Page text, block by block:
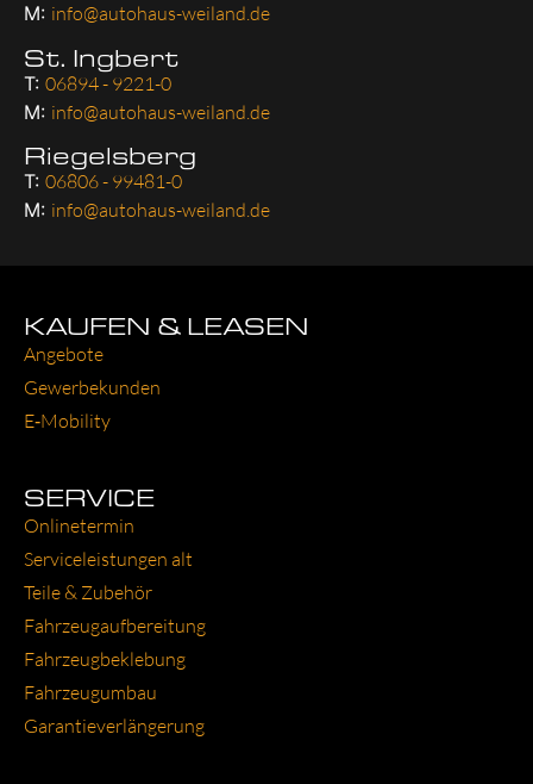
M: info@autohaus-weiland.de
St. Ingbert
T: 06894 - 9221-0
M: info@autohaus-weiland.de
Riegelsberg
T: 06806 - 99481-0
M: info@autohaus-weiland.de
KAUFEN & LEASEN
Ange­bo­te
Gewer­be­kun­den
E‑Mobility
SERVICE
Online­ter­min
Ser­vice­leis­tun­gen alt
Tei­le & Zube­hör
Fahr­zeug­auf­be­rei­tung
Fahr­zeug­be­kle­bung
Fahr­zeug­um­bau
Garantie­verlängerung